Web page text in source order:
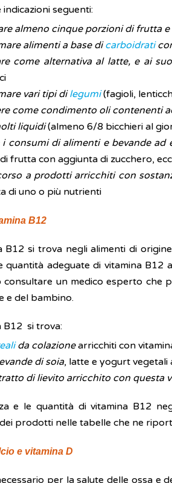
seguenti:
almeno cinque porzioni di frutta e
alimenti a base dicarboidrati
come alternativa al latte, e ai
vari tipi dilegumi(fagioli,
come condimento oli contenenti
liquidi(almeno 6/8 bicchieri al
i consumi di alimenti e bevande ad
frutta con aggiunta di zucchero,
a prodotti arricchiti con
di uno o più nutrienti
B12
B12 si trova negli alimenti di
quantità adeguate di vitamina
un medico esperto che
e del bambino.
B12 si trova:
da colazionearricchiti con
di soia, latte e yogurt vegetali
di lievito arricchito con questa
e le quantità di vitamina B12
prodotti nelle tabelle che ne
e vitamina D
per la salute delle ossa e